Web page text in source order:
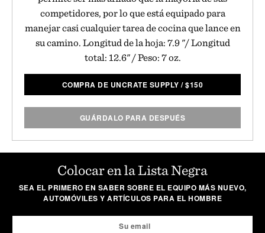
competidores, por lo que está equipado para
manejar casi cualquier tarea de cocina que lance en
su camino. Longitud de la hoja: 7.9 "/ Longitud
total: 12.6" / Peso: 7 oz.
COMPRA DE UNCRATE SUPPLY /$150
GUÁRDALO PARA DESPUÉS
Colocar en la Lista Negra
SEA EL PRIMERO EN SABER SOBRE EL EQUIPO MÁS NUEVO,
AUTOMÓVILES Y ARTÍCULOS PARA EL HOMBRE